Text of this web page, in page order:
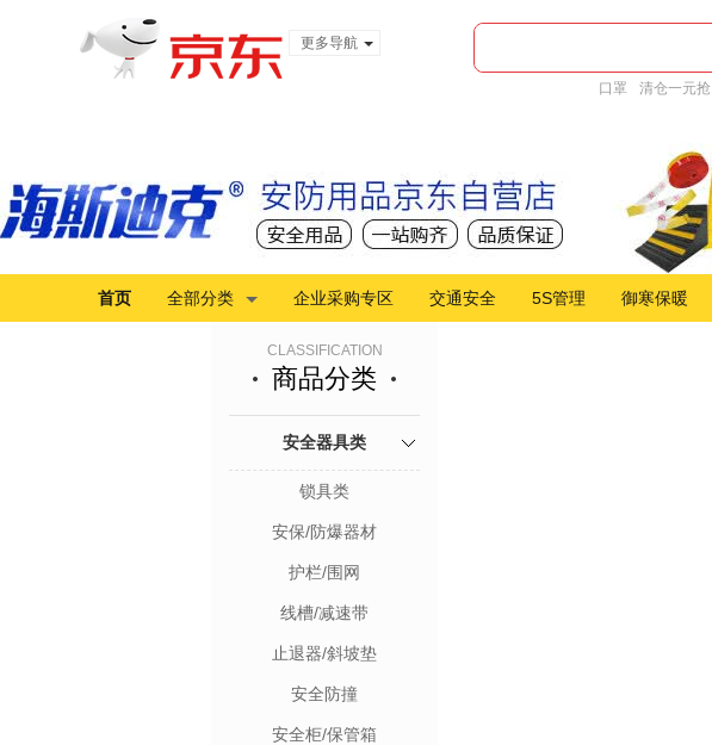
更多导航
口罩 清仓一元抢
首页 全部分类 企业采购专区 交通安全 5S管理 御寒保暖
CLASSIFICATION
商品分类
安全器具类
锁具类
安保/防爆器材
护栏/围网
线槽/减速带
止退器/斜坡垫
安全防撞
安全柜/保管箱